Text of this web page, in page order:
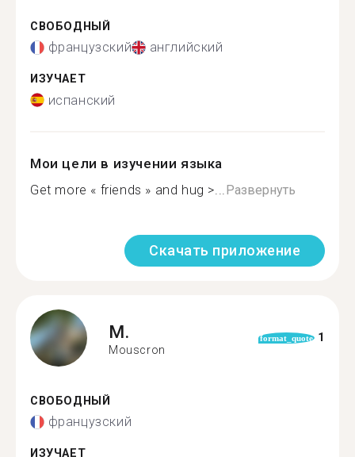
СВОБОДНЫЙ
французский английский
ИЗУЧАЕТ
испанский
Мои цели в изучении языка
Get more « friends » and hug >... Развернуть
Скачать приложение
M.
Mouscron
format_quote 1
СВОБОДНЫЙ
французский
ИЗУЧАЕТ